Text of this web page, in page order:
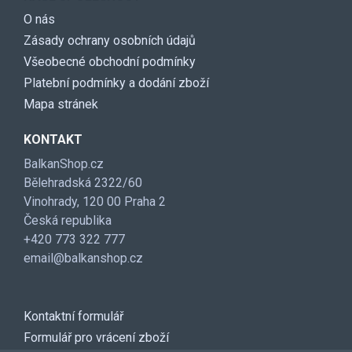
O nás
Zásady ochrany osobních údajů
Všeobecné obchodní podmínky
Platební podmínky a dodání zboží
Mapa stránek
KONTAKT
BalkanShop.cz
Bělehradská 2322/60
Vinohrady, 120 00 Praha 2
Česká republika
+420 773 322 777
email@balkanshop.cz
Kontaktní formulář
Formulář pro vrácení zboží